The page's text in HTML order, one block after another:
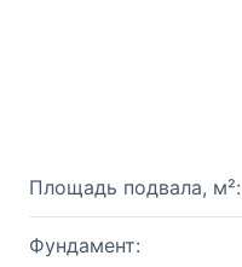
Площадь подвала, м²:
Фундамент: